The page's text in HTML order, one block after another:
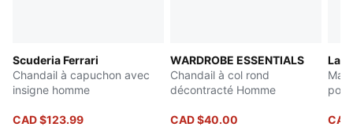
Scuderia Ferrari
Chandail à capuchon avec
insigne homme
CAD $123.99
WARDROBE ESSENTIALS
Chandail à col rond
décontracté Homme
CAD $40.00
Maillot de moto